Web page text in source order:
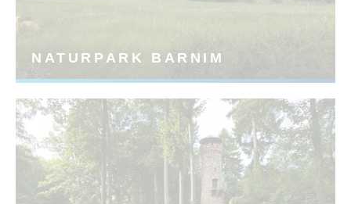
NATURPARK BARNIM